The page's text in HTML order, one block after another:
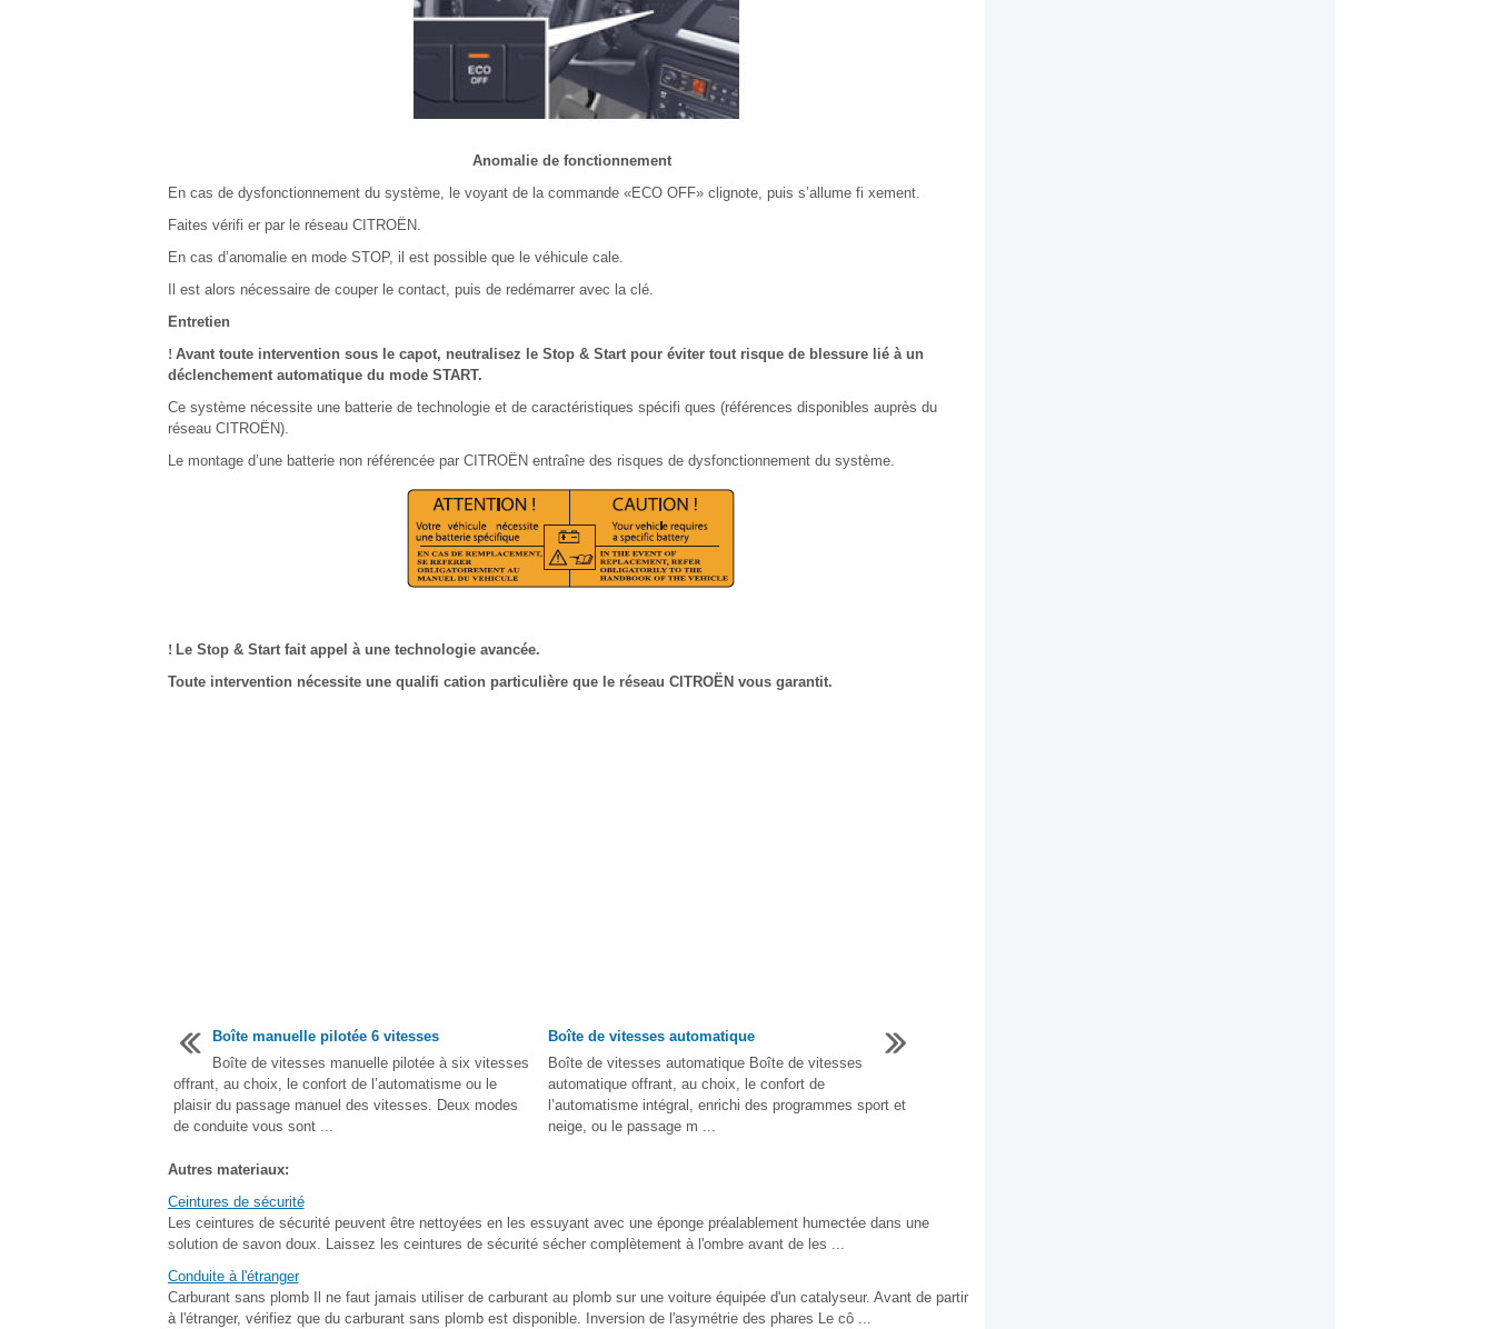
Anomalie de fonctionnement
En cas de dysfonctionnement du système, le voyant de la commande «ECO OFF» clignote, puis s’allume fi xement.
Faites vérifi er par le réseau CITROËN.
En cas d’anomalie en mode STOP, il est possible que le véhicule cale.
Il est alors nécessaire de couper le contact, puis de redémarrer avec la clé.
Entretien
! Avant toute intervention sous le capot, neutralisez le Stop & Start pour éviter tout risque de blessure lié à un
déclenchement automatique du mode START.
Ce système nécessite une batterie de technologie et de caractéristiques spécifi ques (références disponibles auprès du
réseau CITROËN).
Le montage d’une batterie non référencée par CITROËN entraîne des risques de dysfonctionnement du système.
! Le Stop & Start fait appel à une technologie avancée.
Toute intervention nécessite une qualifi cation particulière que le réseau CITROËN vous garantit.
Boîte manuelle pilotée 6 vitesses
Boîte de vitesses manuelle pilotée à six vitesses
offrant, au choix, le confort de l’automatisme ou le
plaisir du passage manuel des vitesses. Deux modes
de conduite vous sont ...
Boîte de vitesses automatique
Boîte de vitesses automatique Boîte de vitesses
automatique offrant, au choix, le confort de
l’automatisme intégral, enrichi des programmes sport et
neige, ou le passage m ...
Autres materiaux:
Ceintures de sécurité
Les ceintures de sécurité peuvent être nettoyées en les essuyant avec une éponge préalablement humectée dans une
solution de savon doux. Laissez les ceintures de sécurité sécher complètement à l'ombre avant de les ...
Conduite à l'étranger
Carburant sans plomb Il ne faut jamais utiliser de carburant au plomb sur une voiture équipée d'un catalyseur. Avant de partir
à l'étranger, vérifiez que du carburant sans plomb est disponible. Inversion de l'asymétrie des phares Le cô ...